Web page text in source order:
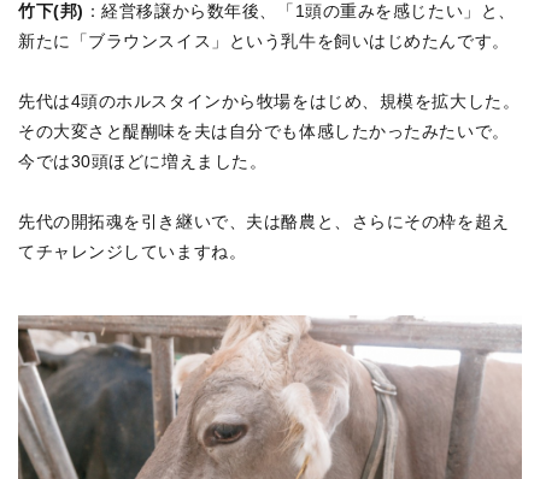
竹下(邦) ：経営移譲から数年後、「1頭の重みを感じたい」と、
新たに「ブラウンスイス」という乳牛を飼いはじめたんです。
先代は4頭のホルスタインから牧場をはじめ、規模を拡大した。
その大変さと醍醐味を夫は自分でも体感したかったみたいで。
今では30頭ほどに増えました。
先代の開拓魂を引き継いで、夫は酪農と、さらにその枠を超え
てチャレンジしていますね。